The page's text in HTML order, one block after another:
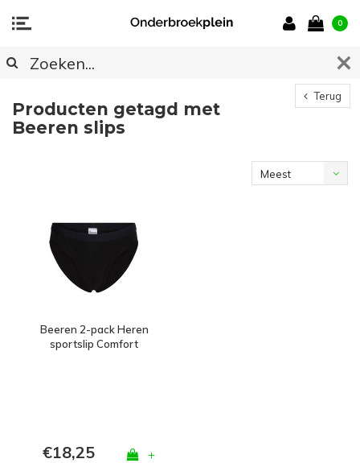
0
Terug
Producten getagd met
Beeren slips
Meest
Beeren 2-pack Heren
sportslip Comfort
€18,25 +